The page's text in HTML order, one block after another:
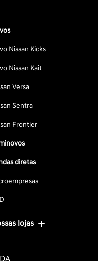
Nissan Kicks
Nissan Kait
Versa
Sentra
Frontier
diretas
lojas